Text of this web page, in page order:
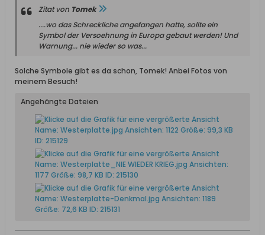
Zitat von Tomek
....wo das Schreckliche angefangen hatte, sollte ein
Symbol der Versoehnung in Europa gebaut werden! Und
Warnung... nie wieder so was...
Solche Symbole gibt es da schon, Tomek! Anbei Fotos von
meinem Besuch!
Angehängte Dateien